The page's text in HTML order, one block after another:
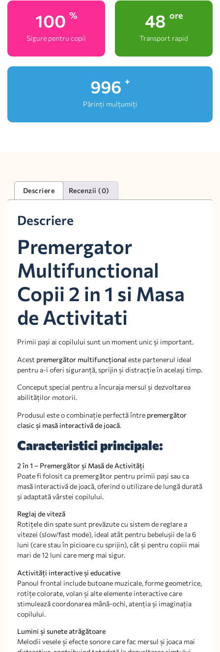
100 %
Sigure pentru copii
48 ore
Transport rapid
1,000
Părinți mulțumiți
Descriere Recenzii (0)
Descriere
Premergator
Multifunctional
Copii 2 in 1 si Masa
de Activitati
Primii pași ai copilului sunt un moment unic și important.
Acest premergător multifuncțional este partenerul ideal
pentru a-i oferi siguranță, sprijin și distracție în același timp.
Conceput special pentru a încuraja mersul și dezvoltarea
abilităților motorii.
Produsul este o combinație perfectă între premergător
clasic și masă interactivă de joacă.
Caracteristici principale:
2 în 1 – Premergător și Masă de Activități
Poate fi folosit ca premergător pentru primii pași sau ca
masă interactivă de joacă, oferind o utilizare de lungă durată
și adaptată vârstei copilului.
Reglaj de viteză
Rotițele din spate sunt prevăzute cu sistem de reglare a
vitezei (slow/fast mode), ideal atât pentru bebelușii de la 6
luni (care stau în picioare cu sprijin), cât și pentru copiii mai
mari de 12 luni care merg mai sigur.
Activități interactive și educative
Panoul frontal include butoane muzicale, forme geometrice,
rotițe colorate, volan și alte elemente interactive care
stimulează coordonarea mână-ochi, atenția și imaginația
copilului.
Lumini și sunete atrăgătoare
Melodii vesele și efecte sonore care fac mersul și joaca mai